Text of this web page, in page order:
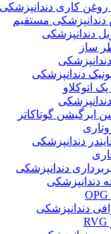
روغن کاری دندانپزشکی
دندانپزشکی مستقیم
دندانپزشکی
ساز
دندانپزشکی
دندانپزشکی
اتوکلاو
ایرگیشن گوتاکاتر
دندانپزشکی
دندانپزشکی
دندانپزشکی
دندانپزشکی